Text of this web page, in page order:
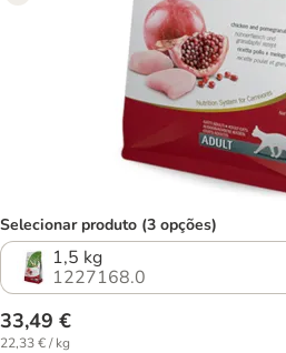
Selecionar produto (3 opções)
1,5 kg
1227168.0
33,49 €
22,33 € / kg